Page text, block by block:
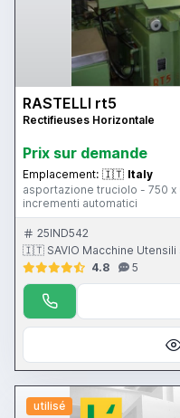
RASTELLI rt5
Rectifieuses Horizontale
Prix ​​sur demande
Emplacement: 🇮🇹 Italy
asportazione truciolo - 750
incrementi automatici
25IND542
🇮🇹 SAVIO Macchine Utensili
4.8
5
utilisé